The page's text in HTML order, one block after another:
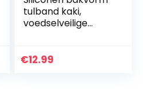
tulband kaki,
voedselveilige
bakvorm rond, Ø
€12.99